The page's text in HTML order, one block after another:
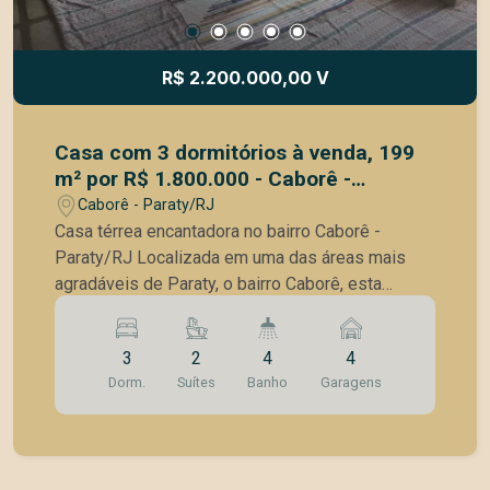
R$ 2.200.000,00 V
Casa com 3 dormitórios à venda, 199
m² por R$ 1.800.000 - Caborê -
Paraty/RJ
Caborê - Paraty/RJ
Casa térrea encantadora no bairro Caborê -
Paraty/RJ Localizada em uma das áreas mais
agradáveis de Paraty, o bairro Caborê, esta
charmosa casa térrea combina conforto,
praticidade e o charme característico da cidade
histórica. A apenas 5 minutos a pé do Centro
Histórico, o imóvel oferece um ambiente
tranquilo e acolhedor, cercado por muito verde e
3
Dorm.
2
Suítes
4
Banho
4
Garagens